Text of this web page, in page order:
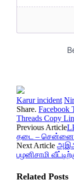
Karur incident
Share. Facebook
Threads Copy
Previous Article
தடை – சென்னை
Next Article
பழனிசாமி
Related Posts